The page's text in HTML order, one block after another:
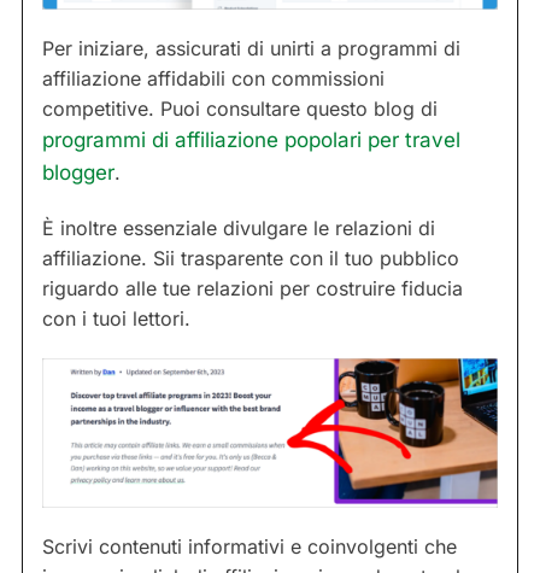
Per iniziare, assicurati di unirti a programmi di
affiliazione affidabili con commissioni
competitive. Puoi consultare questo blog di
programmi di affiliazione popolari per travel
blogger.
È inoltre essenziale divulgare le relazioni di
affiliazione. Sii trasparente con il tuo pubblico
riguardo alle tue relazioni per costruire fiducia
con i tuoi lettori.
Scrivi contenuti informativi e coinvolgenti che